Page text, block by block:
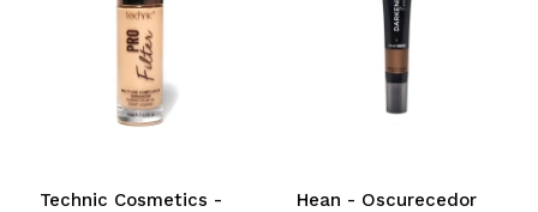
Technic Cosmetics -
Hean - Oscurecedor